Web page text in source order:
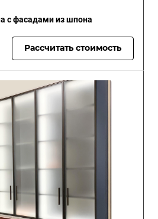
с фасадами из шпона
Рассчитать стоимость